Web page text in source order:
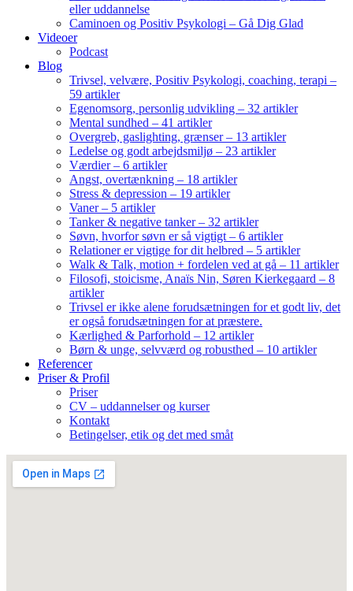
eller uddannelse
Caminoen og Positiv Psykologi – Gå Dig Glad
Videoer
Podcast
Blog
Trivsel, velvære, Positiv Psykologi, coaching, terapi –
59 artikler
Egenomsorg, personlig udvikling – 32 artikler
Mental sundhed – 41 artikler
Overgreb, gaslighting, grænser – 13 artikler
Ledelse og godt arbejdsmiljø – 23 artikler
Værdier – 6 artikler
Angst, overtænkning – 18 artikler
Stress & depression – 19 artikler
Vaner – 5 artikler
Tanker & negative tanker – 32 artikler
Søvn, hvorfor søvn er så vigtigt – 6 artikler
Relationer er vigtige for dit helbred – 5 artikler
Walk & Talk, motion + fordelen ved at gå – 11 artikler
Filosofi, stoicisme, Anaïs Nin, Søren Kierkegaard – 8
artikler
Trivsel er ikke alene forudsætningen for et godt liv, det
er også forudsætningen for at præstere.
Kærlighed & Parforhold – 12 artikler
Børn & unge, selvværd og robusthed – 10 artikler
Referencer
Priser & Profil
Priser
CV – uddannelser og kurser
Kontakt
Betingelser, etik og det med småt